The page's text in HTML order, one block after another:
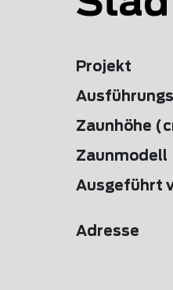
Projekt
Zaunhöhe
Zaunmodell
Ausgeführt
Adresse